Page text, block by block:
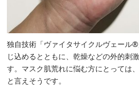
独自技術「ヴァイタサイクルヴェール
じ込めるとともに、乾燥などの外的刺
す。マスク肌荒れに悩む方にとっては
と言えそうです。